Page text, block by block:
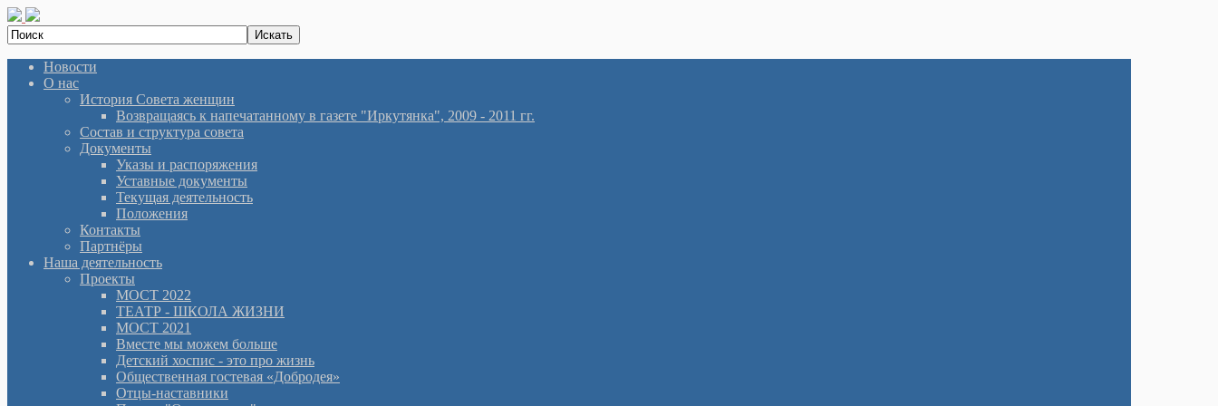
Новости
О нас
История Cовета женщин
Возвращаясь к напечатанному в газете "Иркутянка", 2009 - 2011 гг.
Состав и структура совета
Документы
Указы и распоряжения
Уставные документы
Текущая деятельность
Положения
Контакты
Партнёры
Наша деятельность
Проекты
МОСТ 2022
ТЕАТР - ШКОЛА ЖИЗНИ
МОСТ 2021
Вместе мы можем больше
Детский хоспис - это про жизнь
Общественная гостевая «Добродея»
Отцы-наставники